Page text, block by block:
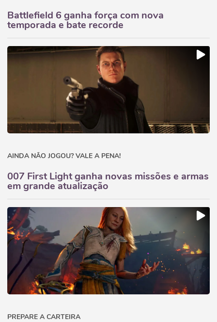
Battlefield 6 ganha força com nova
temporada e bate recorde
AINDA NÃO JOGOU? VALE A PENA!
007 First Light ganha novas missões e armas
em grande atualização
PREPARE A CARTEIRA